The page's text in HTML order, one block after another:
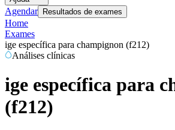
Agendar Resultados de exames
Home
Exames
ige específica para champignon (f212)
Análises clínicas
ige específica para
(f212)